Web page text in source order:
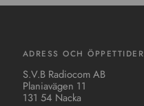
ADRESS OCH ÖPPETTIDER
S.V.B Radiocom AB
Planiavägen 11
131 54 Nacka